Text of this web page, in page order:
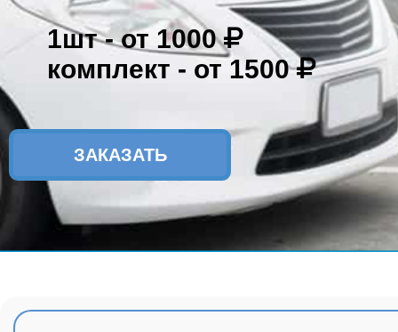
1шт -от 1000
комплект - от 1500
ЗАКАЗАТЬ